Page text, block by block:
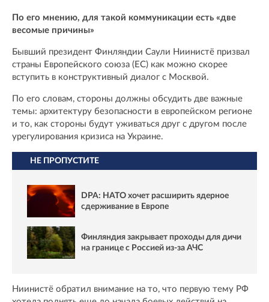
По его мнению, для такой коммуникации есть «две
весомые причины»
Бывший президент Финляндии Саули Ниинистё призвал
страны Европейского союза (ЕС) как можно скорее
вступить в конструктивный диалог с Москвой.
По его словам, стороны должны обсудить две важные
темы: архитектуру безопасности в европейском регионе
и то, как стороны будут уживаться друг с другом после
урегулирования кризиса на Украине.
НЕ ПРОПУСТИТЕ
DPA: НАТО хочет расширить ядерное
сдерживание в Европе
Финляндия закрывает проходы для дичи
на границе с Россией из-за АЧС
Ниинистё обратил внимание на то, что первую тему РФ